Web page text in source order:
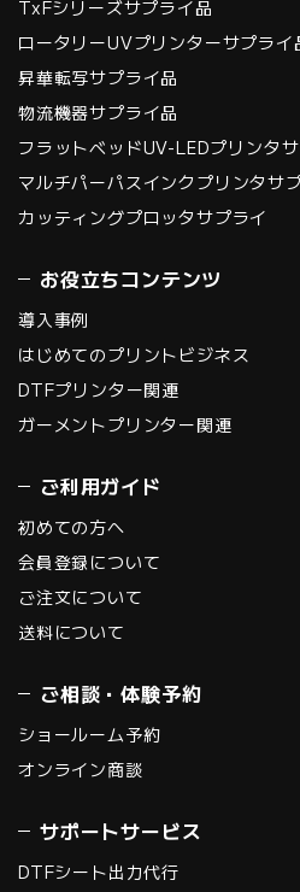
TxFシリーズサプライ品
ロータリーUVプリンターサプライ
昇華転写サプライ品
物流機器サプライ品
フラットベッドUV-LEDプリンタ
マルチパーパスインクプリンタサ
カッティングプロッタサプライ
お役立ちコンテンツ
導入事例
はじめてのプリントビジネス
DTFプリンター関連
ガーメントプリンター関連
ご利用ガイド
初めての方へ
会員登録について
ご注文について
送料について
ご相談・体験予約
ショールーム予約
オンライン商談
サポートサービス
DTFシート出力代行